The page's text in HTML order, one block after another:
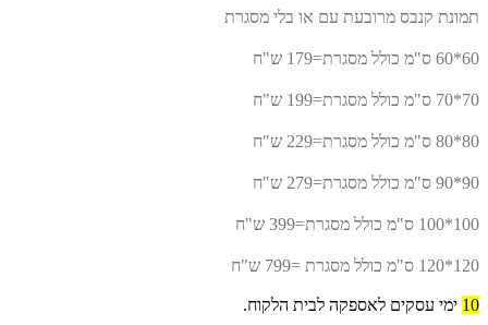
תמונת קנבס מרובעת עם או בלי מסגרת
60*60 ס"מ כולל מסגרת=179 ש"ח
70*70 ס"מ כולל מסגרת=199 ש"ח
80*80 ס"מ כולל מסגרת=229 ש"ח
90*90 ס"מ כולל מסגרת=279 ש"ח
100*100 ס"מ כולל מסגרת=399 ש"ח
120*120 ס"מ כולל מסגרת =799 ש"ח
10 ימי עסקים לאספקה לבית הלקוח.